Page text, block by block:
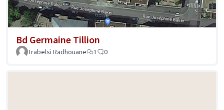
Bd Germaine Tillion
Trabelsi Radhouane 1 0